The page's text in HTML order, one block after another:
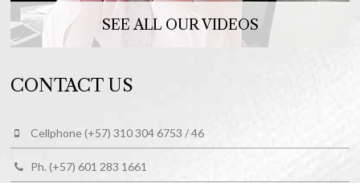
SEE ALL OUR VIDEOS
CONTACT US
Cellphone (+57) 310 304 6753 / 46
Ph. (+57) 601 283 1661